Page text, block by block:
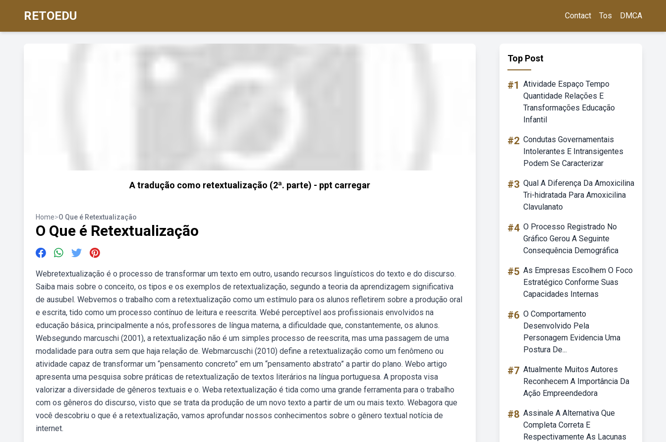
RETOEDU Contact Tos DMCA
A tradução como retextualização (2ª. parte) - ppt carregar
Home>O Que é Retextualização
O Que é Retextualização
Webretextualização é o processo de transformar um texto em outro, usando recursos linguísticos do texto e do discurso.
Saiba mais sobre o conceito, os tipos e os exemplos de retextualização, segundo a teoria da aprendizagem significativa
de ausubel. Webvemos o trabalho com a retextualização como um estímulo para os alunos refletirem sobre a produção oral
e escrita, tido como um processo contínuo de leitura e reescrita. Webé perceptível aos profissionais envolvidos na
educação básica, principalmente a nós, professores de língua materna, a dificuldade que, constantemente, os alunos.
Websegundo marcuschi (2001), a retextualização não é um simples processo de reescrita, mas uma passagem de uma
modalidade para outra sem que haja relação de. Webmarcuschi (2010) define a retextualização como um fenômeno ou
atividade capaz de transformar um “pensamento concreto” em um “pensamento abstrato” a partir do plano. Webo artigo
apresenta uma pesquisa sobre práticas de retextualização de textos literários na língua portuguesa. A proposta visa
valorizar a diversidade de gêneros textuais e o. Weba retextualização é tida como uma grande ferramenta para o trabalho
com os gêneros do discurso, visto que se trata da produção de um novo texto a partir de um ou mais texto. Webagora que
você descobriu o que é a retextualização, vamos aprofundar nossos conhecimentos sobre o gênero textual notícia de
internet.
Top Post
#1 Atividade Espaço Tempo
Quantidade Relações E
Transformações Educação
Infantil
#2 Condutas Governamentais
Intolerantes E Intransigentes
Podem Se Caracterizar
#3 Qual A Diferença Da Amoxicilina
Tri-hidratada Para Amoxicilina
Clavulanato
#4 O Processo Registrado No
Gráfico Gerou A Seguinte
Consequência Demográfica
#5 As Empresas Escolhem O Foco
Estratégico Conforme Suas
Capacidades Internas
#6 O Comportamento
Desenvolvido Pela
Personagem Evidencia Uma
Postura De...
#7 Atualmente Muitos Autores
Reconhecem A Importância Da
Ação Empreendedora
#8 Assinale A Alternativa Que
Completa Correta E
Respectivamente As Lacunas